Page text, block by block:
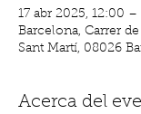
17 abr 2025, 12:00 –
Barcelona, Carrer
Sant Martí, 08026
Acerca del